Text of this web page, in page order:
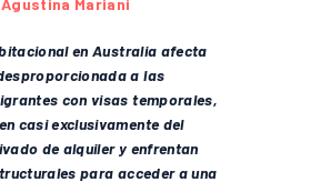
en Australia afecta
a las
con visas temporales,
casi exclusivamente del
de alquiler y enfrentan
para acceder a una